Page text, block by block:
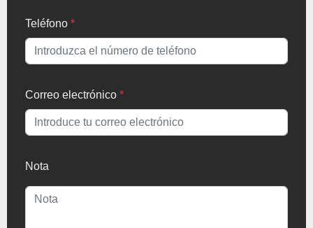
Teléfono *
Correo electrónico *
Nota